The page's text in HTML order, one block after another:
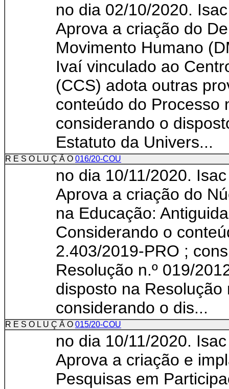
no dia 02/10/2020.
Aprova a criação do
Movimento Humano
Ivaí vinculado ao
(CCS) adota outras
conteúdo do Processo
considerando o
Estatuto da Univers...
R E S O L U Ç Ã O 016/20-COU
no dia 10/11/2020.
Aprova a criação do
na Educação:
Considerando o
2.403/2019-PRO ;
Resolução n.º 019/
disposto na Resolução
considerando o dis...
R E S O L U Ç Ã O 015/20-COU
no dia 10/11/2020.
Aprova a criação e
Pesquisas em